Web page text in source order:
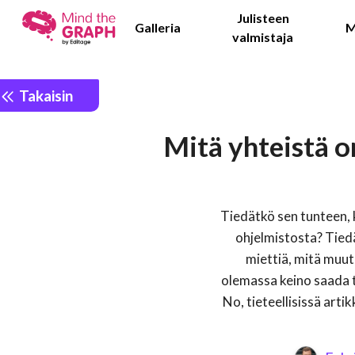
Galleria
Julisteen
valmistaja
Takaisin
Mitä yhteistä
Tiedätkö sen
ohjelmistosta?
miettiä, mitä
olemassa keino
No, tieteellisissä